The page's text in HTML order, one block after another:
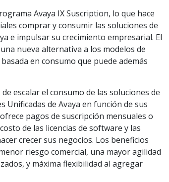
Avaya IX Suscription, lo que hace
comprar y consumir las soluciones de
e impulsar su crecimiento empresarial. El
nueva alternativa a los modelos de
en consumo que puede además
escalar el consumo de las soluciones de
Unificadas de Avaya en función de sus
pagos de suscripción mensuales o
de las licencias de software y las
crecer sus negocios. Los beneficios
riesgo comercial, una mayor agilidad
y máxima flexibilidad al agregar